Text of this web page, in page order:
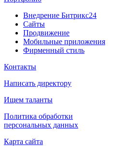
Внедрение Битрикс24
Сайты
Продвижение
Мобильные приложения
Фирменный стиль
Контакты
Написать директору
Ищем таланты
Политика обработки
персональных данных
Карта сайта